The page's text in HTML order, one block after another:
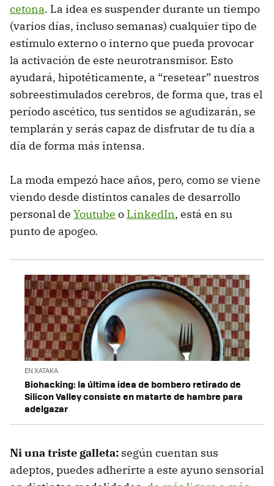
cetona. La idea es suspender durante un tiempo
(varios días, incluso semanas) cualquier tipo de
estímulo externo o interno que pueda provocar
la activación de este neurotransmisor. Esto
ayudará, hipotéticamente, a “resetear” nuestros
sobreestimulados cerebros, de forma que, tras el
período ascético, tus sentidos se agudizarán, se
templarán y serás capaz de disfrutar de tu día a
día de forma más intensa.
La moda empezó hace años, pero, como se viene
viendo desde distintos canales de desarrollo
personal de Youtube o LinkedIn, está en su
punto de apogeo.
EN XATAKA
Biohacking: la última idea de bombero retirado de
Silicon Valley consiste en matarte de hambre para
adelgazar
Ni una triste galleta: según cuentan sus
adeptos, puedes adherirte a este ayuno sensorial